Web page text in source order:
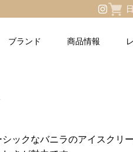
ブランド 商品情報
ックなバニラのアイスクリ